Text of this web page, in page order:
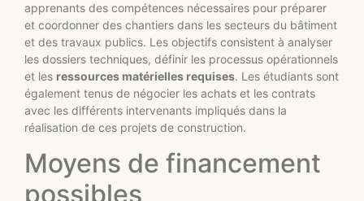
apprenants des compétences nécessaires pour préparer
et coordonner des chantiers dans les secteurs du bâtiment
et des travaux publics. Les objectifs consistent à analyser
les dossiers techniques, définir les processus opérationnels
et les ressources matérielles requises. Les étudiants sont
également tenus de négocier les achats et les contrats
avec les différents intervenants impliqués dans la
réalisation de ces projets de construction.
Moyens de financement
possibles